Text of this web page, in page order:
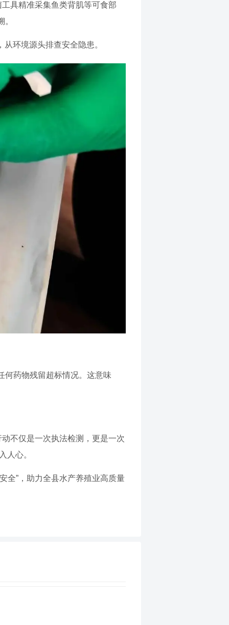
具精准采集鱼类背肌等可食部
环境源头排查安全隐患。
何药物残留超标情况。这意味
不仅是一次执法检测，更是一次
人心。
全”，助力全县水产养殖业高质量